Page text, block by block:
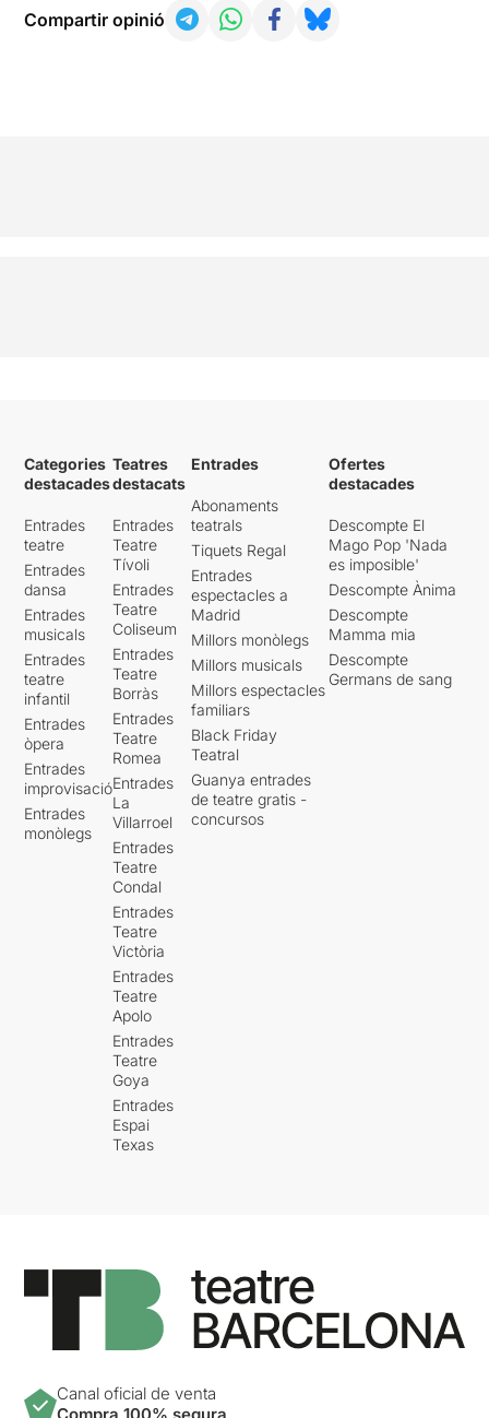
Compartir opinió
Categories
destacades
Entrades
teatre
Entrades
dansa
Entrades
musicals
Entrades
teatre
infantil
Entrades
òpera
Entrades
improvisació
Entrades
monòlegs
Teatres
destacats
Entrades
Teatre
Tívoli
Entrades
Teatre
Coliseum
Entrades
Teatre
Borràs
Entrades
Teatre
Romea
Entrades
La
Villarroel
Entrades
Teatre
Condal
Entrades
Teatre
Victòria
Entrades
Teatre
Apolo
Entrades
Teatre
Goya
Entrades
Espai
Texas
Entrades
Abonaments
teatrals
Tiquets Regal
Entrades
espectacles a
Madrid
Millors monòlegs
Millors musicals
Millors espectacles
familiars
Black Friday
Teatral
Guanya entrades
de teatre gratis -
concursos
Ofertes
destacades
Descompte El
Mago Pop 'Nada
es imposible'
Descompte Ànima
Descompte
Mamma mia
Descompte
Germans de sang
Canal oficial de venta